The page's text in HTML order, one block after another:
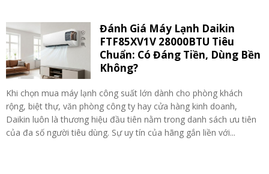
Đánh Giá Máy Lạnh Daikin
FTF85XV1V 28000BTU Tiêu
Chuẩn: Có Đáng Tiền, Dùng Bền
Không?
Khi chọn mua máy lạnh công suất lớn dành cho phòng khách
rộng, biệt thự, văn phòng công ty hay cửa hàng kinh doanh,
Daikin luôn là thương hiệu đầu tiên nằm trong danh sách ưu tiên
của đa số người tiêu dùng. Sự uy tín của hãng gắn liền với...